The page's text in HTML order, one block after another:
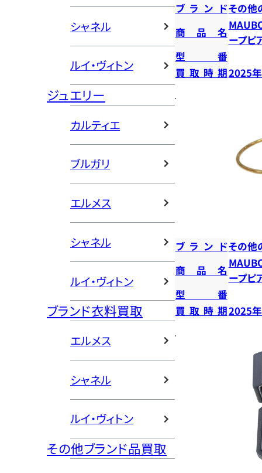
シャネル
ルイ・ヴィトン
ジュエリー
カルティエ
ブルガリ
エルメス
シャネル
ルイ・ヴィトン
ブランド衣料買取
エルメス
シャネル
ルイ・ヴィトン
その他ブランド品買取
ブランドその他
商品名
ープピ
型番
買取時期2025
ブランドその他
商品名
ープピ
型番
買取時期2025